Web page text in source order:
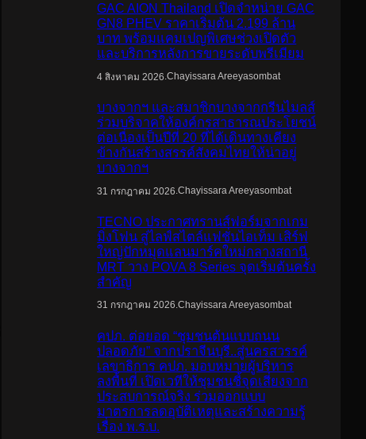
GAC AION Thailand เปิดจำหน่าย GAC
GN8 PHEV ราคาเริ่มต้น 2.199 ล้าน
บาท พร้อมแคมเปญพิเศษช่วงเปิดตัว
และบริการหลังการขายระดับพรีเมียม
4 สิงหาคม 2026.Chayissara Areeyasombat
บางจากฯ และสมาชิกบางจากกรีนไมลส์
ร่วมบริจาคให้องค์กรสาธารณประโยชน์
ต่อเนื่องเป็นปีที่ 20 ที่ได้เดินทางเคียง
ข้างกันสร้างสรรค์สังคมไทยให้น่าอยู่
บางจากฯ
31 กรกฎาคม 2026.Chayissara Areeyasombat
TECNO ประกาศทรานส์ฟอร์มจากเกม
มิ่งโฟน สู่ไลฟ์สไตล์แฟชั่นไอเท็ม เสิร์ฟ
ใหญ่ปักหมุดแลนมาร์คใหม่กลางสถานี
MRT วาง POVA 8 Series จุดเริ่มต้นครั้ง
สำคัญ
31 กรกฎาคม 2026.Chayissara Areeyasombat
คปภ. ต่อยอด “ชุมชนต้นแบบถนน
ปลอดภัย” จากปราจีนบุรี..สู่นครสวรรค์
เลขาธิการ คปภ. มอบหมายผู้บริหาร
ลงพื้นที่ เปิดเวทีให้ชุมชนชี้จุดเสี่ยงจาก
ประสบการณ์จริง ร่วมออกแบบ
มาตรการลดอุบัติเหตุและสร้างความรู้
เรื่อง พ.ร.บ.